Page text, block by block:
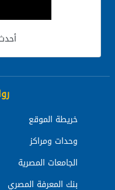
خريطة الموقع
وحدات ومراكز
الجامعات المصرية
بنك المعرفة المصري